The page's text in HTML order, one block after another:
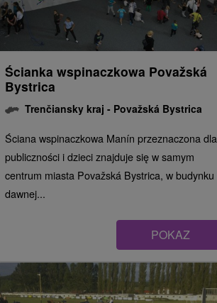
Ścianka wspinaczkowa Považská
Bystrica
Trenčiansky kraj - Považská Bystrica
Ściana wspinaczkowa Manín przeznaczona dla
publiczności i dzieci znajduje się w samym
centrum miasta Považská Bystrica, w budynku
dawnej...
POKAZ